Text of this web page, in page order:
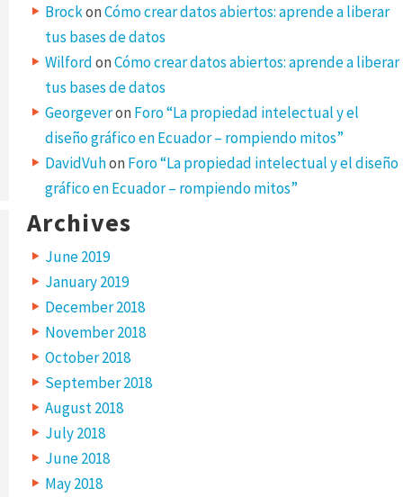
BrockonCómo crear datos abiertos: aprende a liberar
tus bases de datos
WilfordonCómo crear datos abiertos: aprende a liberar
tus bases de datos
Georgeveron Foro “La propiedad intelectual y el
diseño gráfico en Ecuador – rompiendo mitos”
DavidVuhon Foro “La propiedad intelectual y el diseño
gráfico en Ecuador – rompiendo mitos”
Archives
June 2019
January 2019
December 2018
November 2018
October 2018
September 2018
August 2018
July 2018
June 2018
May 2018